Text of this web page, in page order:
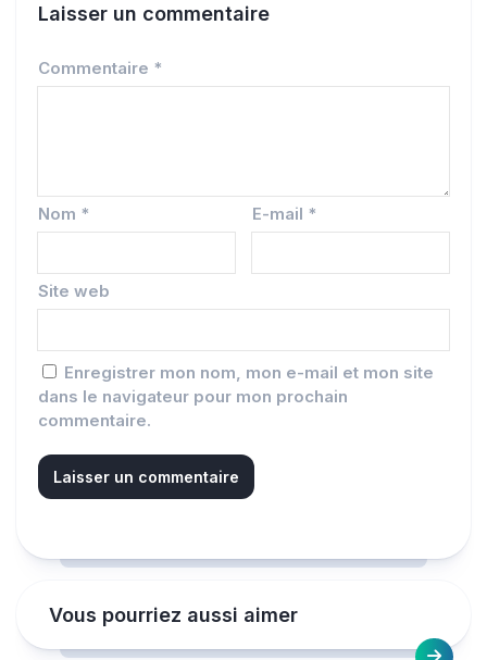
Laisser un commentaire
Commentaire *
Nom * E-mail *
Site web
Enregistrer mon nom, mon e-mail et mon site
dans le navigateur pour mon prochain
commentaire.
Vous pourriez aussi aimer